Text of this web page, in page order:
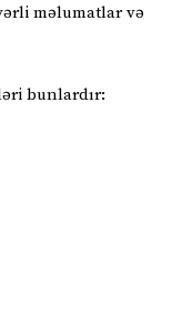
məlumatlar və
bunlardır: